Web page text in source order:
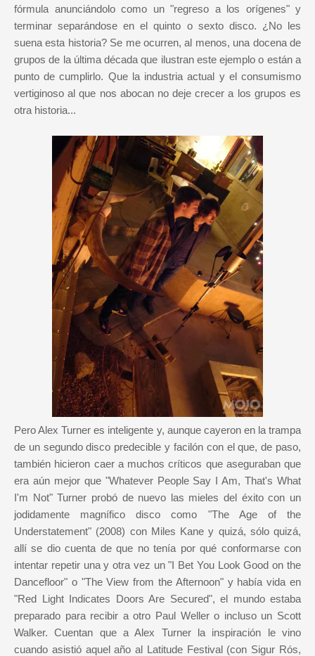
fórmula anunciándolo como un "regreso a los orígenes" y
terminar separándose en el quinto o sexto disco. ¿No les
suena esta historia? Se me ocurren, al menos, una docena de
grupos de la última década que ilustran este ejemplo o están a
punto de cumplirlo. Que la industria actual y el consumismo
vertiginoso al que nos abocan no deje crecer a los grupos es
otra historia...
Pero Alex Turner es inteligente y, aunque cayeron en la trampa
de un segundo disco predecible y facilón con el que, de paso,
también hicieron caer a muchos críticos que aseguraban que
era aún mejor que "Whatever People Say I Am, That's What
I'm Not" Turner probó de nuevo las mieles del éxito con un
jodidamente magnífico disco como "The Age of the
Understatement" (2008) con Miles Kane y quizá, sólo quizá,
allí se dio cuenta de que no tenía por qué conformarse con
intentar repetir una y otra vez un "I Bet You Look Good on the
Dancefloor" o "The View from the Afternoon" y había vida en
"Red Light Indicates Doors Are Secured", el mundo estaba
preparado para recibir a otro Paul Weller o incluso un Scott
Walker. Cuentan que a Alex Turner la inspiración le vino
cuando asistió aquel año al Latitude Festival (con Sigur Rós,